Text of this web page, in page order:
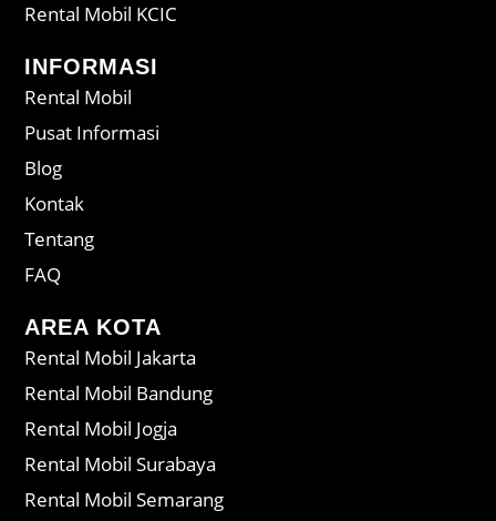
Rental Mobil KCIC
INFORMASI
Rental Mobil
Pusat Informasi
Blog
Kontak
Tentang
FAQ
AREA KOTA
Rental Mobil Jakarta
Rental Mobil Bandung
Rental Mobil Jogja
Rental Mobil Surabaya
Rental Mobil Semarang